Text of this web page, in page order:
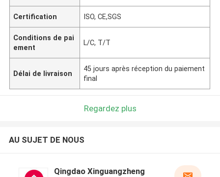
Certification ISO, CE,SGS
Conditions de pai
ement
L/C, T/T
Délai de livraison
45 jours après réception du paiement
final
Regardez plus
AU SUJET DE NOUS
Qingdao Xinguangzheng